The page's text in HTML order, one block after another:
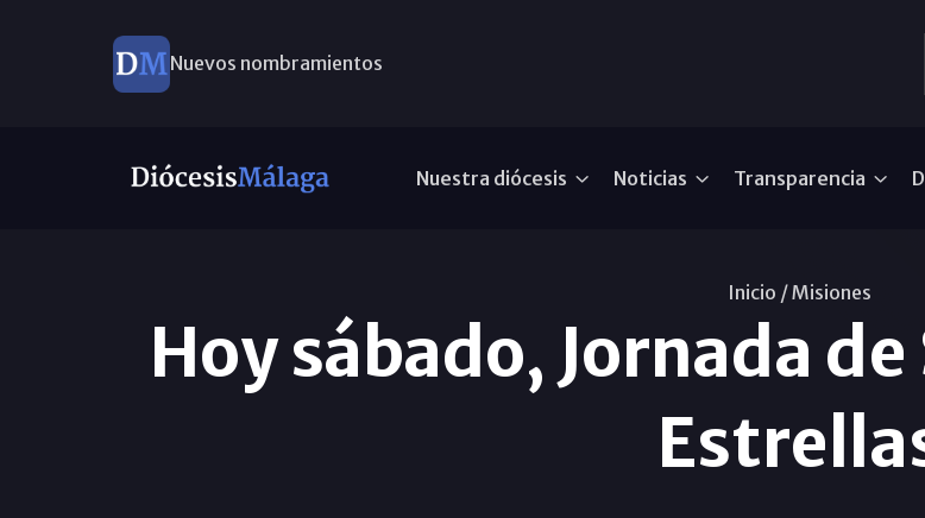
Nuevos nombramientos
Nuestra diócesis Noticias Transparencia
Inicio /Misiones
Hoy sábado, Jornada